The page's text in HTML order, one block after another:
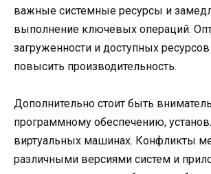
важные системные ресурсы и
выполнение ключевых операций.
загруженности и доступных
повысить производительность.
Дополнительно стоит быть
программному обеспечению,
виртуальных машинах. Конфликты
различными версиями систем и